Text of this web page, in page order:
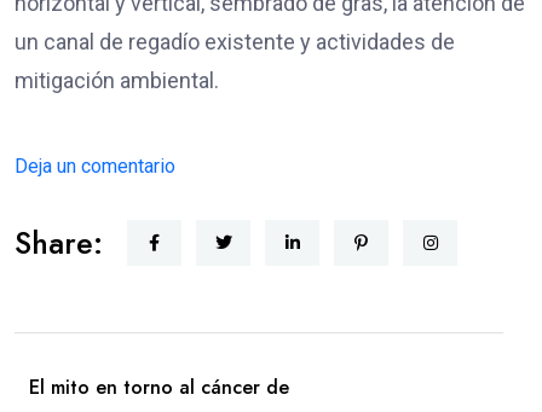
un canal de regadío existente y actividades de
mitigación ambiental.
Deja un comentario
Share:
El mito en torno al cáncer de